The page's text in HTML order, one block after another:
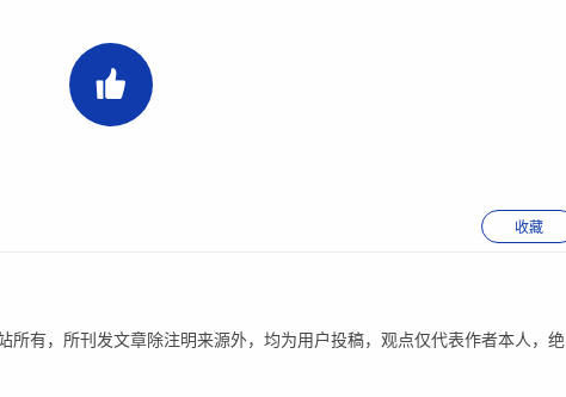
收藏
所有，所刊发文章除注明来源外，均为用户投稿，观点仅代表作者本人，绝